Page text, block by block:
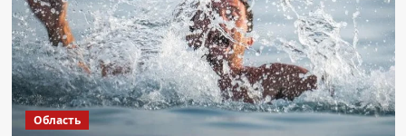
Область